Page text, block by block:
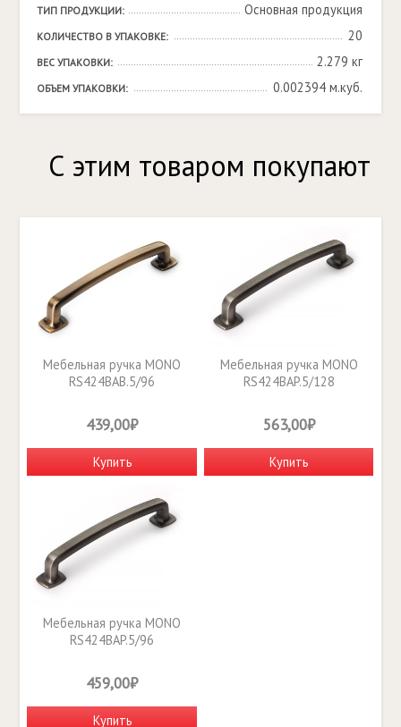
ТИП ПРОДУКЦИИ: Основная продукция
КОЛИЧЕСТВО В УПАКОВКЕ: 20
ВЕС УПАКОВКИ: 2.279 кг
ОБЪЕМ УПАКОВКИ: 0.002394 м.куб.
С этим товаром покупают
Мебельная ручка MONO
RS424BAB.5/96
439,00₽
Купить
Мебельная ручка MONO
RS424BAP.5/128
563,00₽
Купить
Мебельная ручка MONO
RS424BAP.5/96
459,00₽
Купить